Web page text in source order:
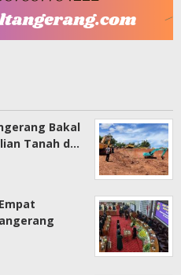
Bakal
Tanah d…